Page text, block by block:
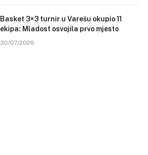
Basket 3×3 turnir u Varešu okupio 11
ekipa: Mladost osvojila prvo mjesto
30/07/2026